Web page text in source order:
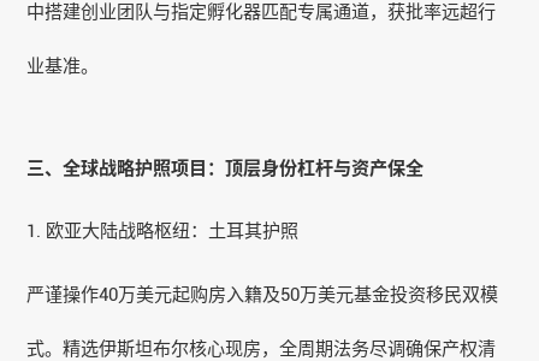
中搭建创业团队与指定孵化器匹配专属通道，获批率远超行
业基准。
三、全球战略护照项目：顶层身份杠杆与资产保全
1. 欧亚大陆战略枢纽：土耳其护照
严谨操作40万美元起购房入籍及50万美元基金投资移民双模
式。精选伊斯坦布尔核心现房，全周期法务尽调确保产权清